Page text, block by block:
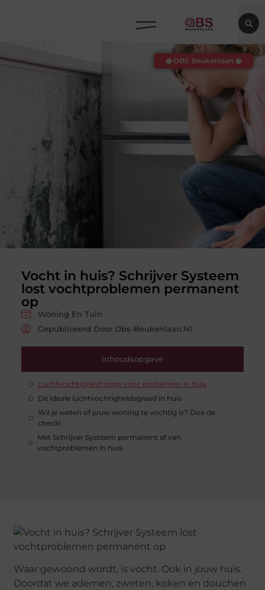
Vocht in huis? Schrijver Systeem
lost vochtproblemen permanent
op
Woning En Tuin
Gepubliceerd Door Obs-Beukenlaan.nl
Inhoudsopgave
Luchtvochtigheid zorgt voor problemen in huis
De ideale luchtvochtigheidsgraad in huis
Wil je weten of jouw woning te vochtig is? Doe de
check!
Met Schrijver Systeem permanent af van
vochtproblemen in huis
◉ OBS Beukenlaan ◉
Waar gewoond wordt, is vocht. Ook in jouw huis.
Doordat we ademen, zweten, koken en douchen